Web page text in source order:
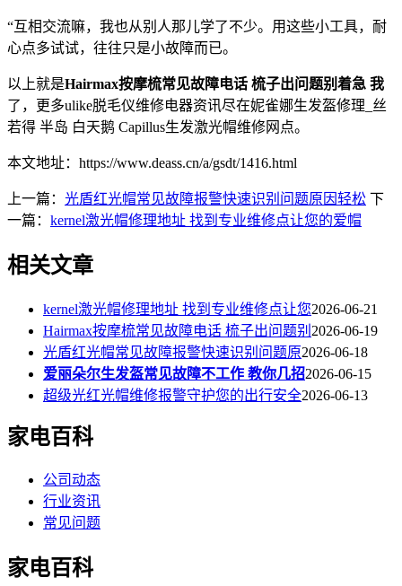
“互相交流嘛，我也从别人那儿学了不少。用这些小工具，耐
心点多试试，往往只是小故障而已。
以上就是Hairmax按摩梳常见故障电话 梳子出问题别着急 我
了，更多ulike脱毛仪维修电器资讯尽在妮雀娜生发盔修理_丝
若得 半岛 白天鹅 Capillus生发激光帽维修网点。
本文地址：https://www.deass.cn/a/gsdt/1416.html
上一篇： 光盾红光帽常见故障报警快速识别问题原因轻松 下
一篇： kernel激光帽修理地址 找到专业维修点让您的爱帽
相关文章
kernel激光帽修理地址 找到专业维修点让您2026-06-21
Hairmax按摩梳常见故障电话 梳子出问题别 2026-06-19
光盾红光帽常见故障报警快速识别问题原2026-06-18
爱丽朵尔生发盔常见故障不工作 教你几招2026-06-15
超级光红光帽维修报警守护您的出行安全2026-06-13
家电百科
公司动态
行业资讯
常见问题
家电百科